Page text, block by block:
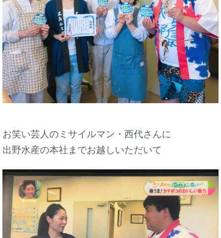
お笑い芸人のミサイルマン・西代さんに
出野水産の本社までお越しいただいて